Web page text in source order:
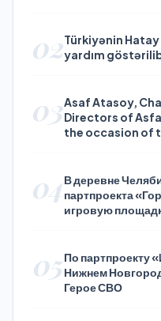
02Türkiyənin
yardım
03Asaf Atasoy,
Directors of
the occasion of
04В деревне
партпроекта
игровую
05По партпроекту
Нижнем
Герое СВО